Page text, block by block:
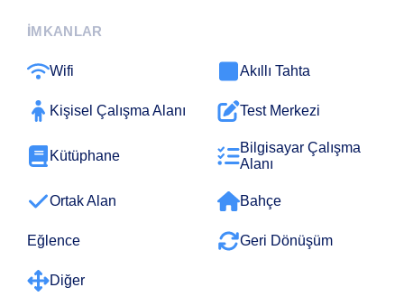
İMKANLAR
Wifi Akıllı Tahta
Kişisel Çalışma Alanı Test Merkezi
Kütüphane
Bilgisayar Çalışma
Alanı
Ortak Alan Bahçe
Eğlence Geri Dönüşüm
Diğer